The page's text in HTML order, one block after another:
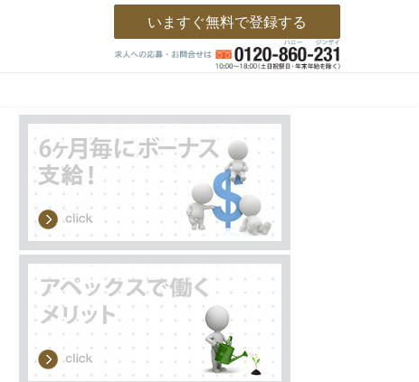
いますぐ無料で登録する